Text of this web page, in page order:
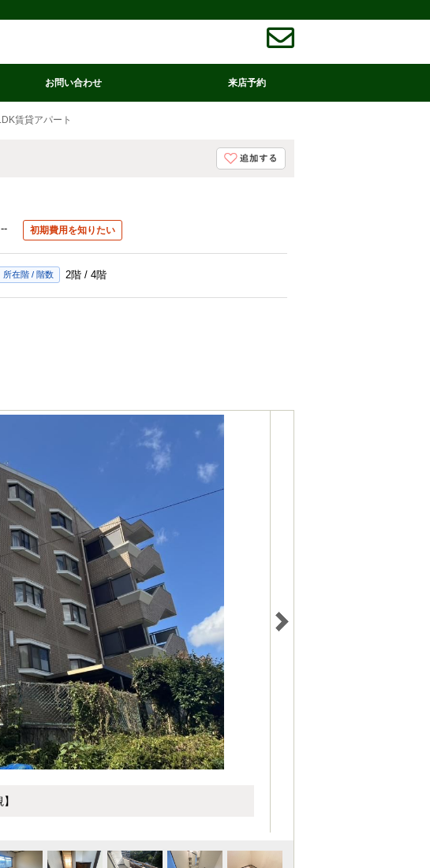
お問い合わせ 来店予約
賃貸アパート
-- 初期費用を知りたい
所在階 / 階数 2階 / 4階
】